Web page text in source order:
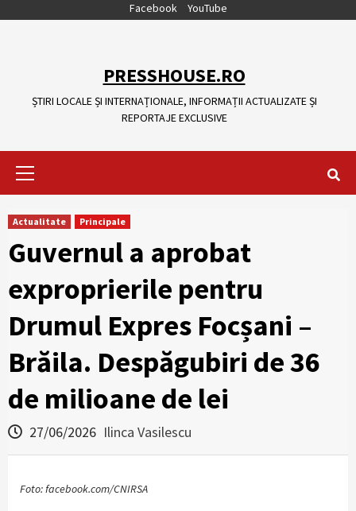
Facebook YouTube
PRESSHOUSE.RO
ȘTIRI LOCALE ȘI INTERNAȚIONALE, INFORMAȚII ACTUALIZATE ȘI
REPORTAJE EXCLUSIVE
Actualitate Principale
Guvernul a aprobat
exproprierile pentru
Drumul Expres Focșani –
Brăila. Despăgubiri de 36
de milioane de lei
27/06/2026 Ilinca Vasilescu
Foto: facebook.com/CNIRSA